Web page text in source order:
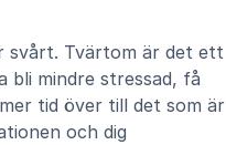
svårt. Tvärtom är det ett
mindre stressad, få
tid över till det som är
och dig